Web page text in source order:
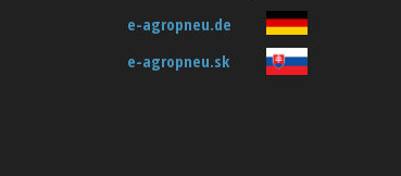
e-agropneu.de
e-agropneu.sk